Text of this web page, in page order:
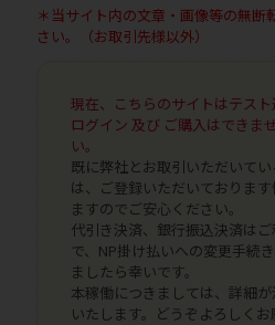
＊当サイト内の文章・画像等の無断
さい。（お取引先様以外）
現在、こちらのサイトはテスト
ログイン 及び ご購入はできま
い。
既に弊社とお取引いただいて
は、ご登録いただいておりま
ますのでご安心ください。
代引き決済、銀行振込決済は
で、NP掛け払いへの変更手続
ましたら幸いです。
本稼働につきましては、詳細
いたします。どうぞよろしくお